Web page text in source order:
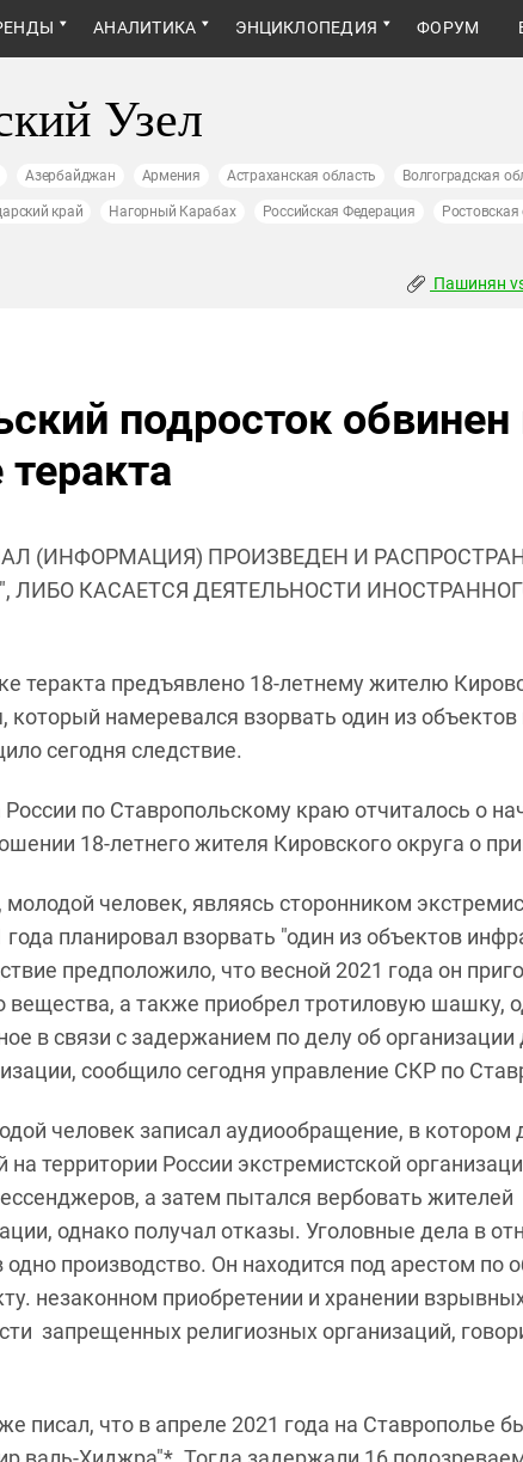
АНАЛИТИКА ЭНЦИКЛОПЕДИЯ ФОРУМ
Узел
Азербайджан Армения Астраханская область Волгоградская
край Нагорный Карабах Российская Федерация Ростовская
Пашинян
подросток обвинен
теракта
(ИНФОРМАЦИЯ) ПРОИЗВЕДЕН И
ЛИБО КАСАЕТСЯ ДЕЯТЕЛЬНОСТИ
теракта предъявлено 18-летнему жителю
который намеревался взорвать один из
сегодня следствие.
по Ставропольскому краю отчиталось о
18-летнего жителя Кировского округа о
человек, являясь сторонником
планировал взорвать "один из объектов
предположило, что весной 2021 года он
вещества, а также приобрел тротиловую шашку,
в связи с задержанием по делу об организации
сообщило сегодня управление СКР по
человек записал аудиообращение, в котором
территории России экстремистской
а затем пытался вербовать жителей
однако получал отказы. Уголовные дела в
производство. Он находится под арестом по
незаконном приобретении и хранении
запрещенных религиозных организаций,
писал, что в апреле 2021 года на Ставрополье